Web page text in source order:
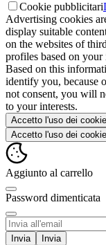
Cookie pubblicitari
Advertising cookies
display suitable
on the websites of
profiles based on your
Based on this
identify you, because
not consent, you will
to your interests.
Accetto l'uso dei
Accetto l'uso dei
Aggiunto al carrello
Password dimenticata
Invia